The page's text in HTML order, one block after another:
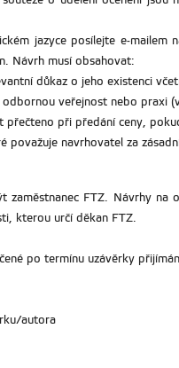
jazyce posílejte e-
Návrh musí obsahovat:
důkaz o jeho existenci
veřejnost nebo praxi
při předání ceny,
považuje navrhovatel za
zaměstnanec FTZ. Návrhy
kterou určí děkan FTZ.
po termínu uzávěrky
autora